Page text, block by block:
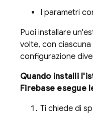
I parametri
Puoi installare
volte, con
configurazione
Quando installi
Firebase esegue
Ti chiede di